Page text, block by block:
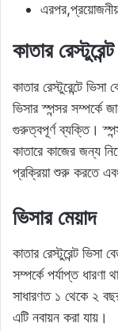
কাতার
কাতার রেস্টুরেন্টে
ভিসার স্পন্সর সম্পর্কে
গুরুত্বপূর্ণ ব্যক্তি।
কাতারে কাজের জন্য
প্রক্রিয়া শুরু করতে
ভিসার মেয়াদ
কাতার রেস্টুরেন্ট ভিসা
সম্পর্কে পর্যাপ্ত ধারণা
সাধারণত ১ থেকে ২
এটি নবায়ন করা যায়।